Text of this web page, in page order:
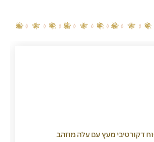
דקורטיבי מעץ עם עלה מוזהב